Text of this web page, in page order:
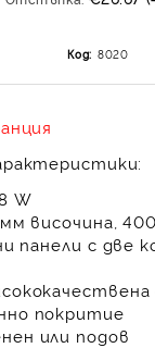
Код: 8020
W
височина,
панели с две
покритие
или подов
/